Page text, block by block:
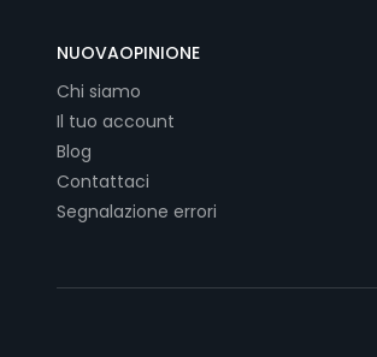
NUOVAOPINIONE
Chi siamo
Il tuo account
Blog
Contattaci
Segnalazione errori